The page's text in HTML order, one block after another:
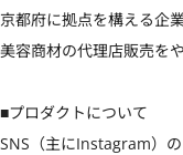
京都府に拠点を構える企業
美容商材の代理店販売を
■プロダクトについて
SNS（主にInstagram）